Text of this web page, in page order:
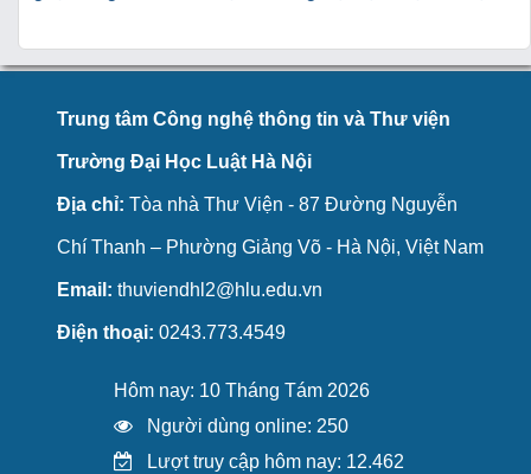
Trung tâm Công nghệ thông tin và Thư viện
Trường Đại Học Luật Hà Nội
Địa chỉ: Tòa nhà Thư Viện - 87 Đường Nguyễn
Chí Thanh – Phường Giảng Võ - Hà Nội, Việt Nam
Email: thuviendhl2@hlu.edu.vn
Điện thoại: 0243.773.4549
Hôm nay: 10 Tháng Tám 2026
Người dùng online: 250
Lượt truy cập hôm nay: 12.462